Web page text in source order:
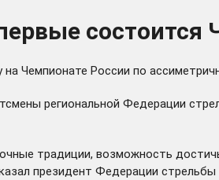
Чемпионате России по
региональной Федерации
традиции, возможность
президент Федерации